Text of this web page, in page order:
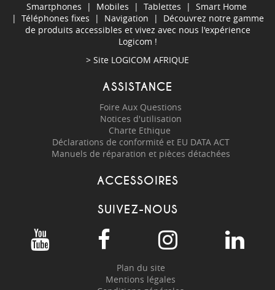
Smartphones | Mobiles | Tablettes | Smart Home
| Téléphones fixes | Navigation | Découvrez notre gamme
de produits accessibles et vivez avec nous l'expérience
Logicom !
> Site LOGICOM AFRIQUE
ASSISTANCE
Foire Aux Questions
Notices d'utilisation
Charte Ethique
Déclarations de conformité et EU DATA ACT
Manuels de réparation et pièces détachées
ACCESSOIRES
SUIVEZ-NOUS
Plan du site
Mentions légales